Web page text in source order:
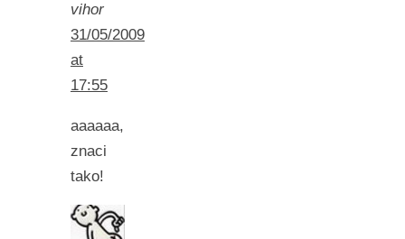
vihor
31/05/2009
at
17:55
aaaaaa,
znaci
tako!